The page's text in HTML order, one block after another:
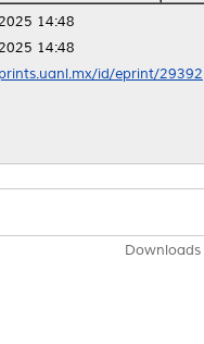
14:48
14:48
id/eprint/29392